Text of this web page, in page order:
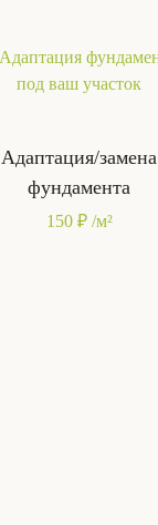
Адаптация/замена
фундамента
150 ₽ /м²